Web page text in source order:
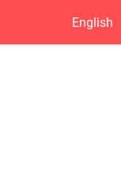
English